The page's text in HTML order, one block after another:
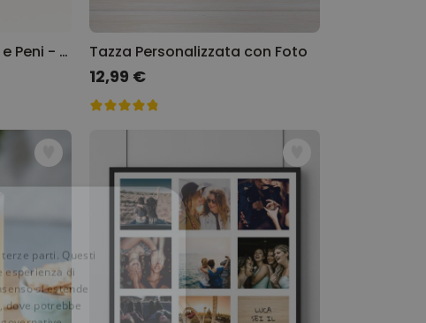
After Dinner Capezzoli e Peni - Cioccolato Tazza Personalizzata con Foto
12,99 €
parti. Questi
esperienza di
si estende
dove potrebbe